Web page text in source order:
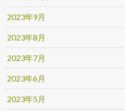
2023年9月
2023年8月
2023年7月
2023年6月
2023年5月